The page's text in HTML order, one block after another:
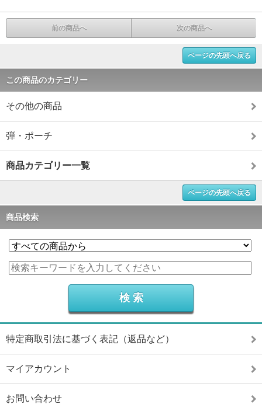
前の商品へ 次の商品へ
ページの先頭へ戻る
この商品のカテゴリー
その他の商品
弾・ポーチ
商品カテゴリー一覧
ページの先頭へ戻る
商品検索
特定商取引法に基づく表記（返品など）
マイアカウント
お問い合わせ